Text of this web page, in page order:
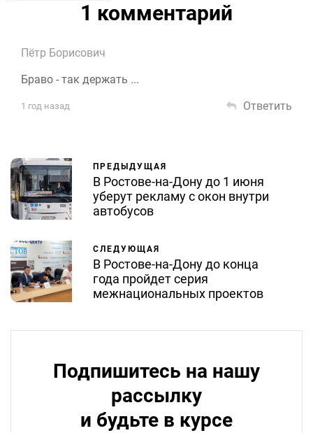
1 комментарий
Пётр Борисович
Браво - так держать ...
1 год назад Ответить
ПРЕДЫДУЩАЯ
В Ростове-на-Дону до 1 июня
уберут рекламу с окон внутри
автобусов
СЛЕДУЮЩАЯ
В Ростове-на-Дону до конца
года пройдет серия
межнациональных проектов
Подпишитесь на нашу
рассылку
и будьте в курсе